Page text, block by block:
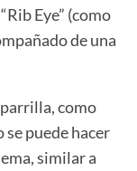
Eye” (como
de una
como
puede hacer
similar a